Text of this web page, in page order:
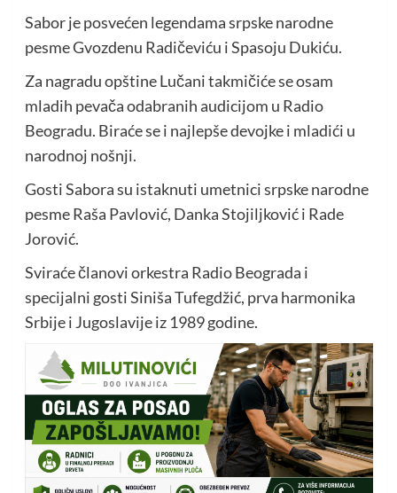
Sabor je posvećen legendama srpske narodne
pesme Gvozdenu Radičeviću i Spasoju Dukiću.
Za nagradu opštine Lučani takmičiće se osam
mladih pevača odabranih audicijom u Radio
Beogradu. Biraće se i najlepše devojke i mladići u
narodnoj nošnji.
Gosti Sabora su istaknuti umetnici srpske narodne
pesme Raša Pavlović, Danka Stojiljković i Rade
Jorović.
Sviraće članovi orkestra Radio Beograda i
specijalni gosti Siniša Tufegdžić, prva harmonika
Srbije i Jugoslavije iz 1989 godine.